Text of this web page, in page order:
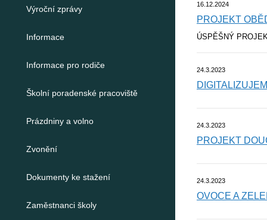
Výroční zprávy
Informace
Informace pro rodiče
Školní poradenské pracoviště
Prázdniny a volno
Zvonění
Dokumenty ke stažení
Zaměstnanci školy
16.12.2024
PROJEKT
ÚSPĚŠNÝ
24.3.2023
24.3.2023
PROJEKT
24.3.2023
OVOCE A